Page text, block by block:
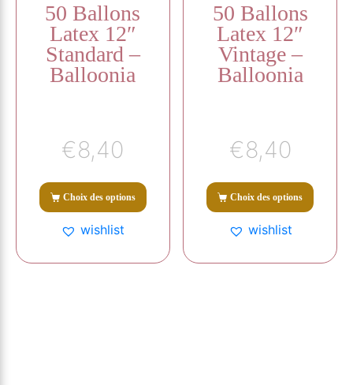
50 Ballons
Latex 12″
Standard –
Balloonia
€8,40
Choix des options
wishlist
50 Ballons
Latex 12″
Vintage –
Balloonia
€8,40
Choix des options
wishlist